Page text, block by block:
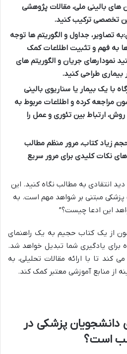
های بالینی ملی، مقالات پژوهشی
تخصصی ترکیب کنید.
به تصاویر، جداول و الگوریتم ها توجه
به فهم و تثبیت اطلاعات کمک
نمودارهای جریان و الگوریتم های
بیماری طراحی کنید.
با یک بیمار یا سناریوی بالینی
مراجعه کرده و اطلاعات مربوط به
ارتباط بین تئوری و عمل را
زیاد کتاب، مرور منظم مطالب
نکات کلیدی برای مرور سریع
انتقادی به مطالب نگاه کنید. این
پزشکی مبتنی بر شواهد مهم است. به
این ادعا چیست؟”
از یک کتاب حجیم به یک راهنمای
یادگیری شما تبدیل خواهد شد.
کند تا با ارائه مقالات تحلیلی، به
از منابع آموزشی معتبر کمک کند.
دانشجویان پزشکی در
است؟